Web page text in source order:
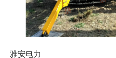
雅安电力